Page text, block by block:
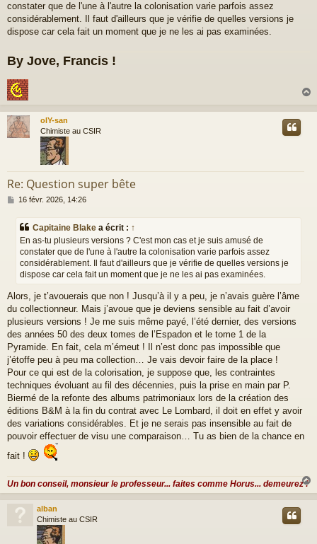
constater que de l'une à l'autre la colonisation varie parfois assez
considérablement. Il faut d'ailleurs que je vérifie de quelles versions je
dispose car cela fait un moment que je ne les ai pas examinées.
By Jove, Francis !
u
olY-san
Chimiste au CSIR
Re: Question super bête
M
s
16 févr. 2026, 14:26
Capitaine Blake a écrit : ↑
En as-tu plusieurs versions ? C'est mon cas et je suis amusé de
constater que de l'une à l'autre la colonisation varie parfois assez
considérablement. Il faut d'ailleurs que je vérifie de quelles versions je
dispose car cela fait un moment que je ne les ai pas examinées.
Alors, je t’avouerais que non ! Jusqu’à il y a peu, je n’avais guère l’âme
du collectionneur. Mais j’avoue que je deviens sensible au fait d’avoir
plusieurs versions ! Je me suis même payé, l’été dernier, des versions
des années 50 des deux tomes de l’Espadon et le tome 1 de la
Pyramide. En fait, cela m’émeut ! Il n’est donc pas impossible que
j’étoffe peu à peu ma collection… Je vais devoir faire de la place !
Pour ce qui est de la colorisation, je suppose que, les contraintes
techniques évoluant au fil des décennies, puis la prise en main par P.
Biermé de la refonte des albums patrimoniaux lors de la création des
éditions B&M à la fin du contrat avec Le Lombard, il doit en effet y avoir
des variations considérables. Et je ne serais pas insensible au fait de
pouvoir effectuer de visu une comparaison… Tu as bien de la chance en
fait !
Un bon conseil, monsieur le professeur... faites comme Horus... demeurez !
a
alban
Chimiste au CSIR